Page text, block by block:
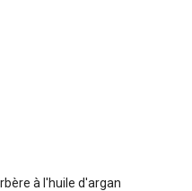
à l'huile d'argan